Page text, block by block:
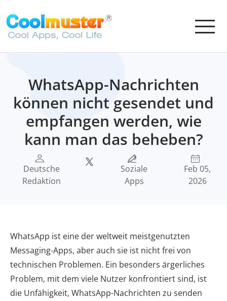
WhatsApp-Nachrichten
können nicht gesendet und
empfangen werden, wie
kann man das beheben?
Deutsche
Redaktion
Soziale
Apps
Feb 05,
2026
WhatsApp ist eine der weltweit meistgenutzten
Messaging-Apps, aber auch sie ist nicht frei von
technischen Problemen. Ein besonders ärgerliches
Problem, mit dem viele Nutzer konfrontiert sind, ist
die Unfähigkeit, WhatsApp-Nachrichten zu senden